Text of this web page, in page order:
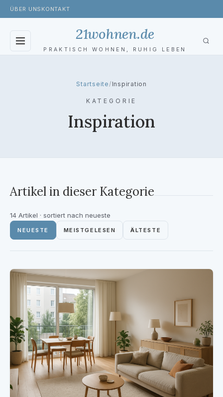
ÜBER UNS KONTAKT
21wohnen.de
PRAKTISCH WOHNEN, RUHIG LEBEN
SCHLAFZIMMER
GARTEN
TOILETTE
REINIGUNG
SONSTIGES
KONTAKT
ÜBER 21WOHNEN
Startseite/ Inspiration
KATEGORIE
Inspiration
Artikel in dieser Kategorie
14 Artikel · sortiert nach neueste
NEUESTE MEISTGELESEN ÄLTESTE